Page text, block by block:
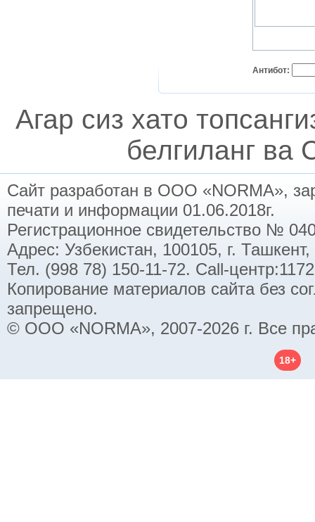
Антибот:
Агар сиз хато
белгиланг ва
Сайт разработан в ООО «NORMA»,
печати и информации 01.06.2018г.
Регистрационное свидетельство №
Адрес: Узбекистан, 100105, г.
Тел. (998 78) 150-11-72. Call-
Копирование материалов сайта без
запрещено.
© ООО «NORMA», 2007-2026 г. Все
18+